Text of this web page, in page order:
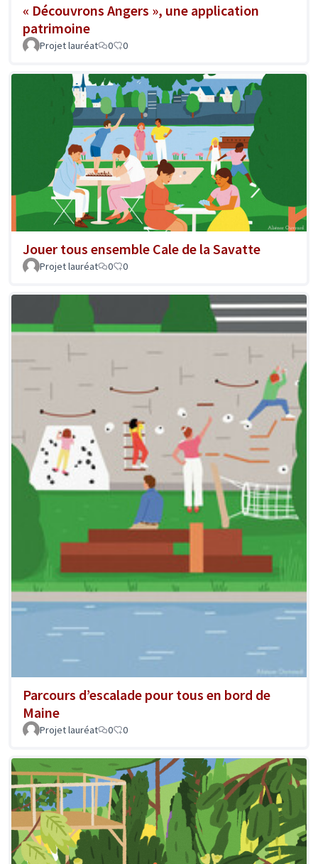
« Découvrons Angers », une application
patrimoine
Projet lauréat 0 0
Jouer tous ensemble Cale de la Savatte
Projet lauréat 0 0
Parcours d’escalade pour tous en bord de
Maine
Projet lauréat 0 0